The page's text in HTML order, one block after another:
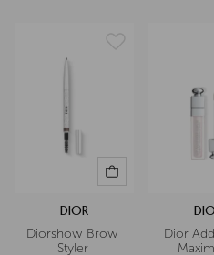
DIOR
Diorshow Brow
Styler
Dior